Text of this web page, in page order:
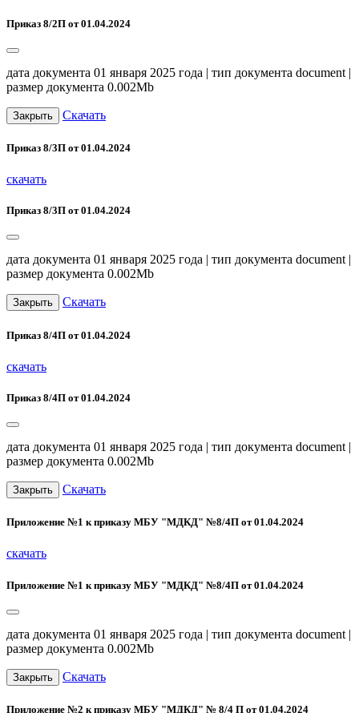
Приказ 8/2П от 01.04.2024
дата документа 01 января 2025 года | тип документа document |
размер документа 0.002Mb
Закрыть Скачать
Приказ 8/3П от 01.04.2024
скачать
Приказ 8/3П от 01.04.2024
дата документа 01 января 2025 года | тип документа document |
размер документа 0.002Mb
Закрыть Скачать
Приказ 8/4П от 01.04.2024
скачать
Приказ 8/4П от 01.04.2024
дата документа 01 января 2025 года | тип документа document |
размер документа 0.002Mb
Закрыть Скачать
Приложение №1 к приказу МБУ "МДКД" №8/4П от 01.04.2024
скачать
Приложение №1 к приказу МБУ "МДКД" №8/4П от 01.04.2024
дата документа 01 января 2025 года | тип документа document |
размер документа 0.002Mb
Закрыть Скачать
Приложение №2 к приказу МБУ "МДКД" № 8/4 П от 01.04.2024